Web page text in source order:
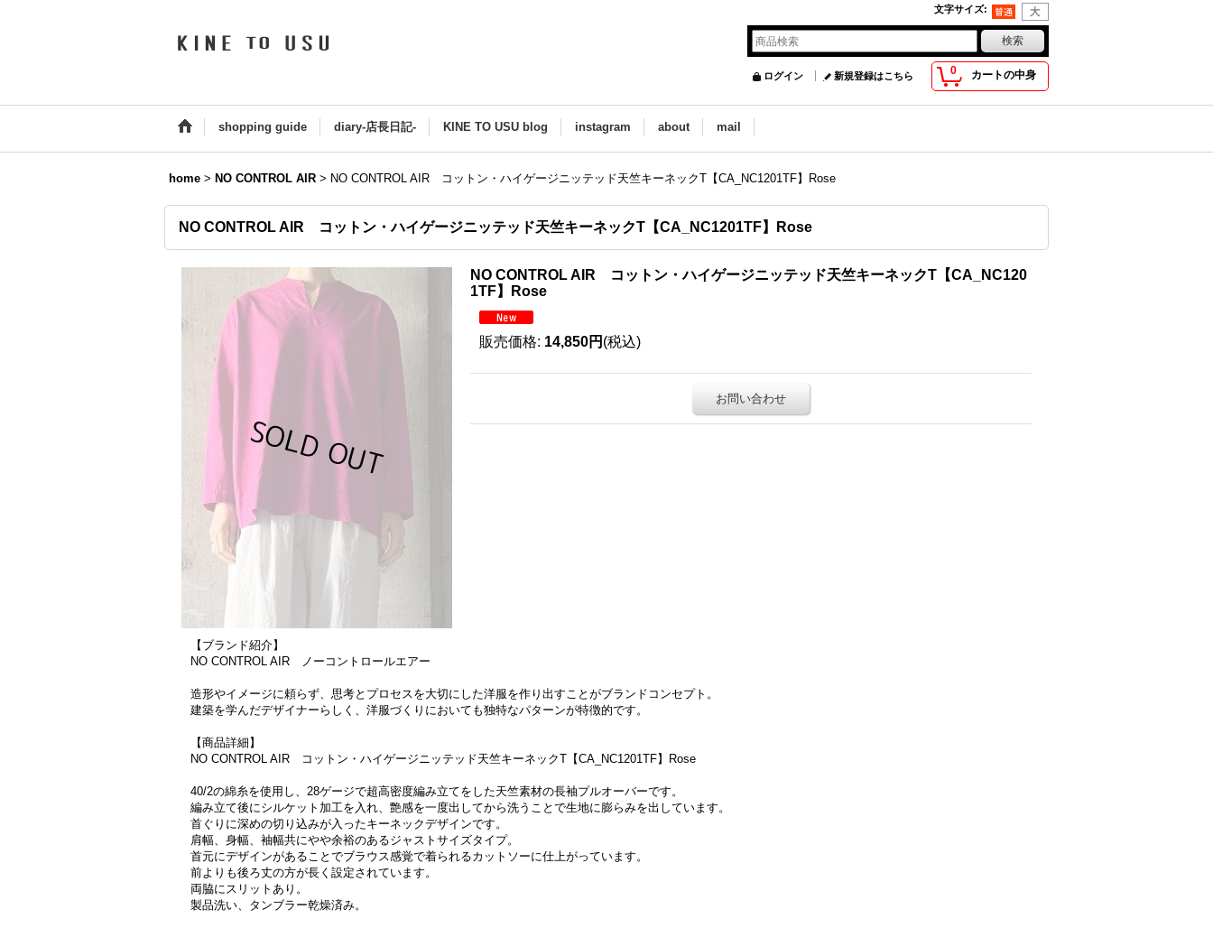
文字サイズ:
0 カートの中身
ログイン 新規登録はこちら
shopping guide diary-店長日記- KINE TO USU blog instagram about mail
home > NO CONTROL AIR > NO CONTROL AIR コットン・ハイゲージニッテッド天竺キーネックT【CA_NC1201TF】Rose
NO CONTROL AIR コットン・ハイゲージニッテッド天竺キーネックT【CA_NC1201TF】Rose
NO CONTROL AIR コットン・ハイゲージニッテッド天竺キーネックT【CA_NC120
1TF】Rose
販売価格: 14,850円 (税込)
お問い合わせ
【ブランド紹介】
NO CONTROL AIR ノーコントロールエアー
造形やイメージに頼らず、思考とプロセスを大切にした洋服を作り出すことがブランドコンセプト。
建築を学んだデザイナーらしく、洋服づくりにおいても独特なパターンが特徴的です。
【商品詳細】
NO CONTROL AIR コットン・ハイゲージニッテッド天竺キーネックT【CA_NC1201TF】Rose
40/2の綿糸を使用し、28ゲージで超高密度編み立てをした天竺素材の長袖プルオーバーです。
編み立て後にシルケット加工を入れ、艶感を一度出してから洗うことで生地に膨らみを出しています。
首ぐりに深めの切り込みが入ったキーネックデザインです。
肩幅、身幅、袖幅共にやや余裕のあるジャストサイズタイプ。
首元にデザインがあることでブラウス感覚で着られるカットソーに仕上がっています。
前よりも後ろ丈の方が長く設定されています。
両脇にスリットあり。
製品洗い、タンブラー乾燥済み。